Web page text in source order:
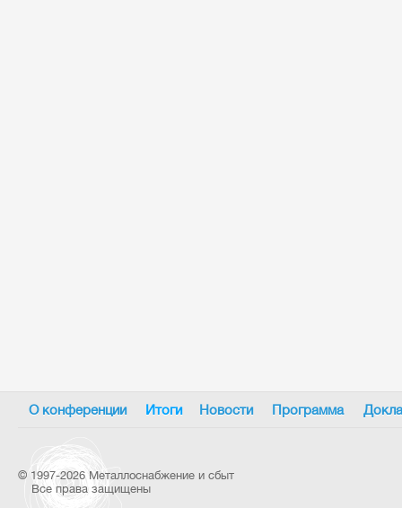
О конференции Итоги Новости Программа
© 1997-2026 Металлоснабжение и сбыт
Все права защищены